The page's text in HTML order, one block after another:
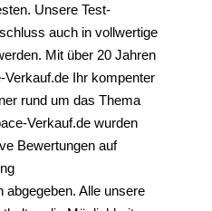
Unsere Test-
auch in vollwertige
Mit über 20 Jahren
Ihr kompenter
rund um das Thema
Verkauf.de wurden
Bewertungen auf
abgegeben. Alle unsere